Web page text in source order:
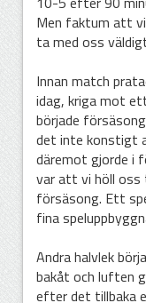
Men faktum att
ta med oss
Innan match
idag, kriga mot
började
det inte konstigt
däremot gjorde i
var att vi höll oss
försäsong. Ett
fina
Andra halvlek
bakåt och luften
efter det tillbaka